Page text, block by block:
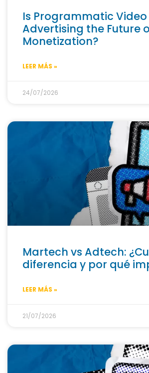
Is Programmatic Video
Advertising the Future
Monetization?
LEER MÁS »
24/07/2026
Martech vs Adtech:
diferencia y por qué
LEER MÁS »
21/07/2026